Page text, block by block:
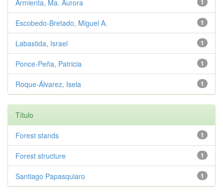
1
Armienta, Ma. Aurora
1
Escobedo-Bretado, Miguel A.
1
Labastida, Israel
1
Ponce-Peña, Patricia
1
Roque-Álvarez, Isela
Título
1
Forest stands
1
Forest structure
1
Santiago Papasquiaro